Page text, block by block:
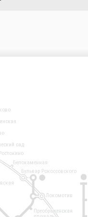
1
Локомотив
сад
Белокаменная
Бульвар Рокоссовского
Преображенская